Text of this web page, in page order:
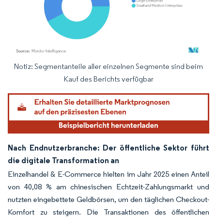
Bild © Mordor Intelligence. Wiederverwendung erfordert Namensnennung
Notiz: Segmentanteile aller einzelnen Segmente sind beim
Kauf des Berichts verfügbar
Nach Endnutzerbranche: Der öffentliche Sektor führt
die digitale Transformation an
Einzelhandel & E-Commerce hielten im Jahr 2025 einen Anteil
von 40,08 % am chinesischen Echtzeit-Zahlungsmarkt und
nutzten eingebettete Geldbörsen, um den täglichen Checkout-
Komfort zu steigern. Die Transaktionen des öffentlichen